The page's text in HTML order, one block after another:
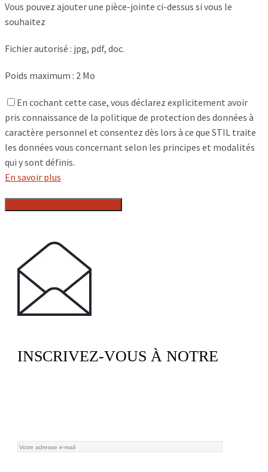
Vous pouvez ajouter une pièce-jointe ci-dessus si vous le
souhaitez
Fichier autorisé : jpg, pdf, doc.
Poids maximum : 2 Mo
En cochant cette case, vous déclarez explicitement avoir
pris connaissance de la politique de protection des données à
caractère personnel et consentez dès lors à ce que STIL traite
les données vous concernant selon les principes et modalités
qui y sont définis.
En savoir plus
INSCRIVEZ-VOUS À NOTRE